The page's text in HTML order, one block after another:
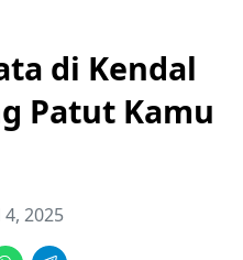
di Kendal
Patut Kamu
4, 2025